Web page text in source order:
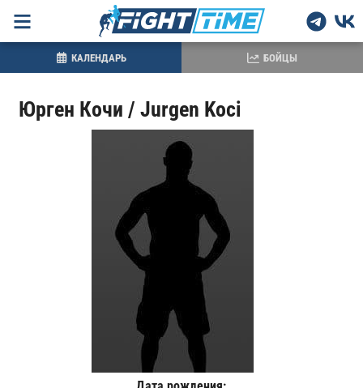
Юрген Кочи / Jurgen Koci
КАЛЕНДАРЬ БОЙЦЫ